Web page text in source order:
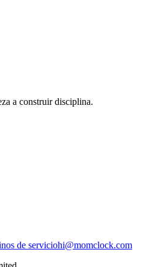
a construir disciplina.
de serviciohi@momclock.com